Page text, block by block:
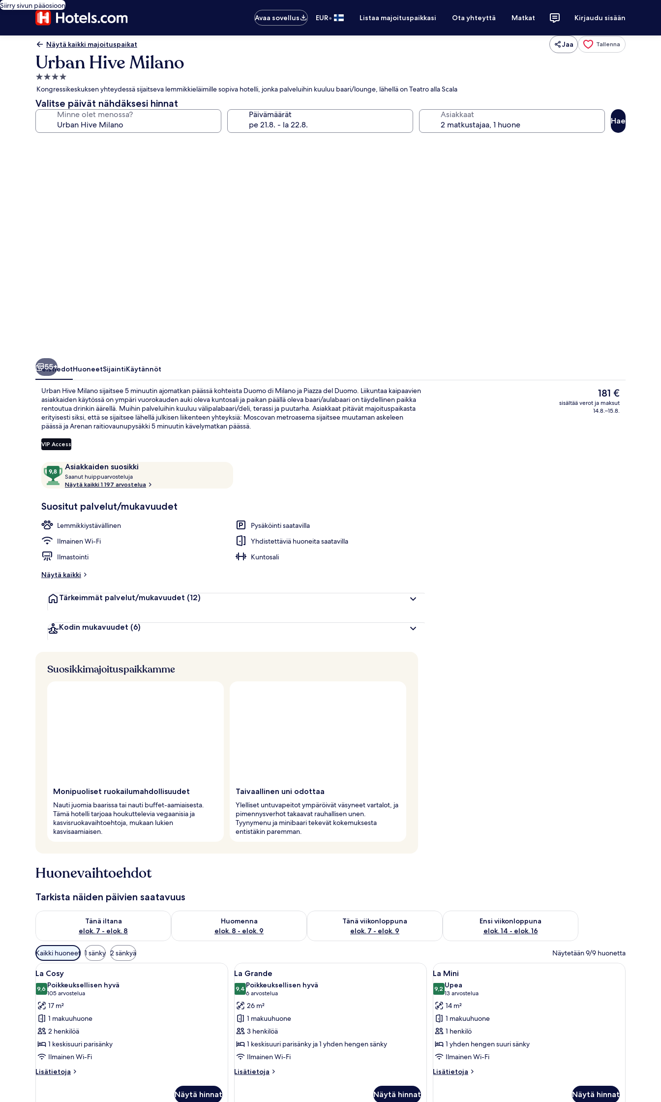
Siirry sivun pääosioon
Avaa sovellus
EUR• Listaa majoituspaikkasi Ota yhteyttä Matkat Kirjaudu sisään
Näytä kaikki majoituspaikat Jaa Tallenna
Urban Hive Milano
4.0
tähden
majoituspaikka
Kongressikeskuksen yhteydessä sijaitseva lemmikkieläimille sopiva hotelli, jonka palveluihin kuuluu baari/lounge, lähellä on Teatro alla Scala
Valitse päivät nähdäksesi hinnat
Minne olet menossa? Päivämäärät Asiakkaat
Hae
55+
YleistiedotHuoneetSijaintiKäytännöt
Urban Hive Milano sijaitsee 5 minuutin ajomatkan päässä kohteista Duomo di Milano ja Piazza del Duomo. Liikuntaa kaipaavien
asiakkaiden käytössä on ympäri vuorokauden auki oleva kuntosali ja paikan päällä oleva baari/aulabaari on täydellinen paikka
rentoutua drinkin äärellä. Muihin palveluihin kuuluu välipalabaari/deli, terassi ja puutarha. Asiakkaat pitävät majoituspaikasta
erityisesti siksi, että se sijaitsee lähellä julkisen liikenteen yhteyksiä: Moscovan metroasema sijaitsee muutaman askeleen
päässä ja Arenan raitiovaunupysäkki 5 minuutin kävelymatkan päässä.
VIP Access
ArvostelutAsiakkaiden suosikki
9,8
kautta
10,
suosikki
Saanut huippuarvosteluja
a
n
u
a
r
s
j
Näytä kaikki 1 197 arvostelua
Suositut palvelut/mukavuudet
Lemmikkiystävällinen
Pysäköinti saatavilla
Ilmainen Wi-Fi
Yhdistettäviä huoneita saatavilla
Ilmastointi
Kuntosali
Näytä kaikki
Tärkeimmät palvelut/mukavuudet (12)
Kodin mukavuudet (6)
Nykyinen
hinta
on
181 €
sisältää verot ja maksut
14.8.–15.8.
Suosikkimajoituspaikkamme
Monipuoliset ruokailumahdollisuudet
Nauti juomia baarissa tai nauti buffet-aamiaisesta.
Tämä hotelli tarjoaa houkuttelevia vegaanisia ja
kasvisruokavaihtoehtoja, mukaan lukien
kasvisaamiaisen.
Taivaallinen uni odottaa
Ylelliset untuvapeitot ympäröivät väsyneet vartalot, ja
pimennysverhot takaavat rauhallisen unen.
Tyynymenu ja minibaari tekevät kokemuksesta
entistäkin paremman.
Huonevaihtoehdot
Tarkista näiden päivien saatavuus
Tänä iltana
elok. 7 - elok. 8
Tarkista tämän illan saatavuus elok. 7 - elok. 8
Huomenna
elok. 8 - elok. 9
Tarkista huomisen saatavuus elok. 8 - elok. 9
Tänä viikonloppuna
elok. 7 - elok. 9
Tarkista tämän viikonlopun saatavuus elok. 7 - elok. 9
Ensi viikonloppuna
elok. 14 - elok. 16
Tarkista ensi viikonlopun saatavuus elok. 14 - elok. 16
Huoneille
saatavilla
olevia
suodattimia
Kaikki huoneet 1 sänky 2 sänkyä Näytetään 9/9 huonetta
Avaa
kaikki
huonetyypin
La
Cosy
kuvat
Hotellihuone, jossa on sänky, yöpöytä, lamppu ja suuri ikkuna, jossa on verhot.
4
La Cosy
9,69,6 kautta 10
Poikkeuksellisen hyvä
105 arvostelua
(105
arvostelua)
17 m²
1 makuuhuone
2 henkilöä
1 keskisuuri parisänky
Ilmainen Wi-Fi
Lisätietoja
Lisätietoja
Näytä hinnat
Avaa
kaikki
huonetyypin
La
Grande
kuvat
Hotellihuone, jossa on suuri sänky, vuodesohva, seinälle kiinnitetty kello, kirjahylly ja ikkuna, jossa on verhot.
3
La Grande
9,49,4 kautta 10
Poikkeuksellisen hyvä
6 arvostelua
(6
arvostelua)
26 m²
1 makuuhuone
3 henkilöä
1 keskisuuri parisänky ja 1 yhden hengen sänky
Ilmainen Wi-Fi
Lisätietoja
Lisätietoja
Näytä hinnat
Avaa
kaikki
huonetyypin
La
Mini
kuvat
Hotellihuone, jossa on sänky, työpöytä, tuoli
4
La Mini
9,29,2 kautta 10
Upea
13 arvostelua
(13
arvostelua)
14 m²
1 makuuhuone
1 henkilö
1 yhden hengen suuri sänky
Ilmainen Wi-Fi
Lisätietoja
Lisätietoja
Näytä hinnat